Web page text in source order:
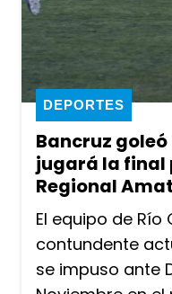
Bancruz goleó
jugará la final
Regional
DEPORTES
El equipo de
contundente
se impuso ante